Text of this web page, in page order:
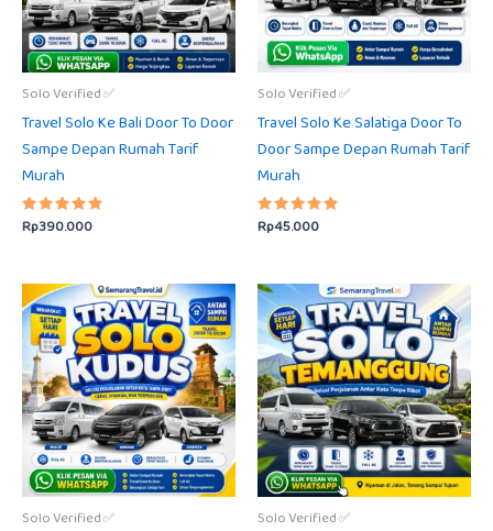
Solo Verified ✅
Travel Solo Ke Bali Door To Door
Sampe Depan Rumah Tarif
Murah
Dinilai
5.00
Rp390.000
Solo Verified ✅
Travel Solo Ke Salatiga Door To
Door Sampe Depan Rumah Tarif
Murah
Dinilai
5.00
Rp45.000
Solo Verified ✅ Solo Verified ✅